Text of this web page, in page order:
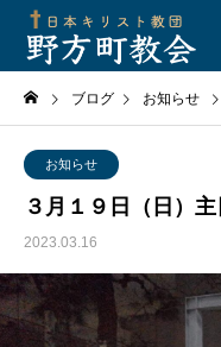
ブログ お知らせ
お知らせ
３月１９日（日）
2023.03.16